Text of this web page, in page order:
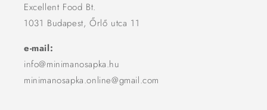
Excellent Food Bt.
1031 Budapest, Őrlő utca 11
e-mail:
info@minimanosapka.hu
minimanosapka.online@gmail.com